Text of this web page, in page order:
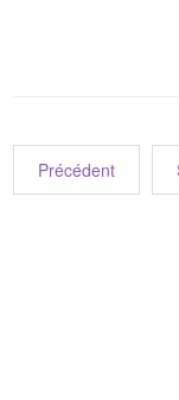
Précédent